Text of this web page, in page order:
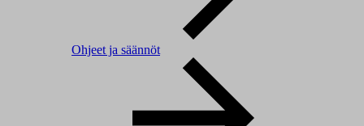
Ohjeet ja säännöt